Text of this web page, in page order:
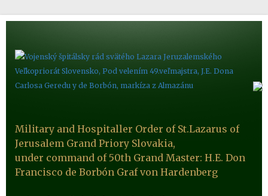
Military and Hospitaller Order of St.Lazarus of
Jerusalem Grand Priory Slovakia,
under command of 50th Grand Master: H.E. Don
Francisco de Borbón Graf von Hardenberg